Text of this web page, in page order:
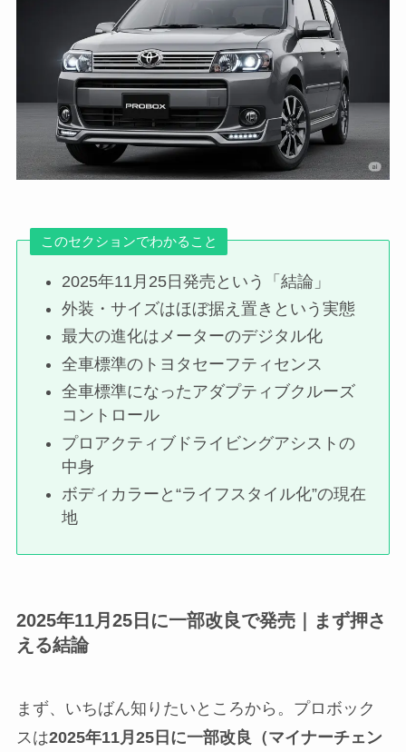
このセクションでわかること
2025年11月25日発売という「結論」
外装・サイズはほぼ据え置きという実態
最大の進化はメーターのデジタル化
全車標準のトヨタセーフティセンス
全車標準になったアダプティブクルーズ
コントロール
プロアクティブドライビングアシストの
中身
ボディカラーと“ライフスタイル化”の現在
地
2025年11月25日に一部改良で発売｜まず押さ
える結論
まず、いちばん知りたいところから。プロボック
スは2025年11月25日に一部改良（マイナーチェン